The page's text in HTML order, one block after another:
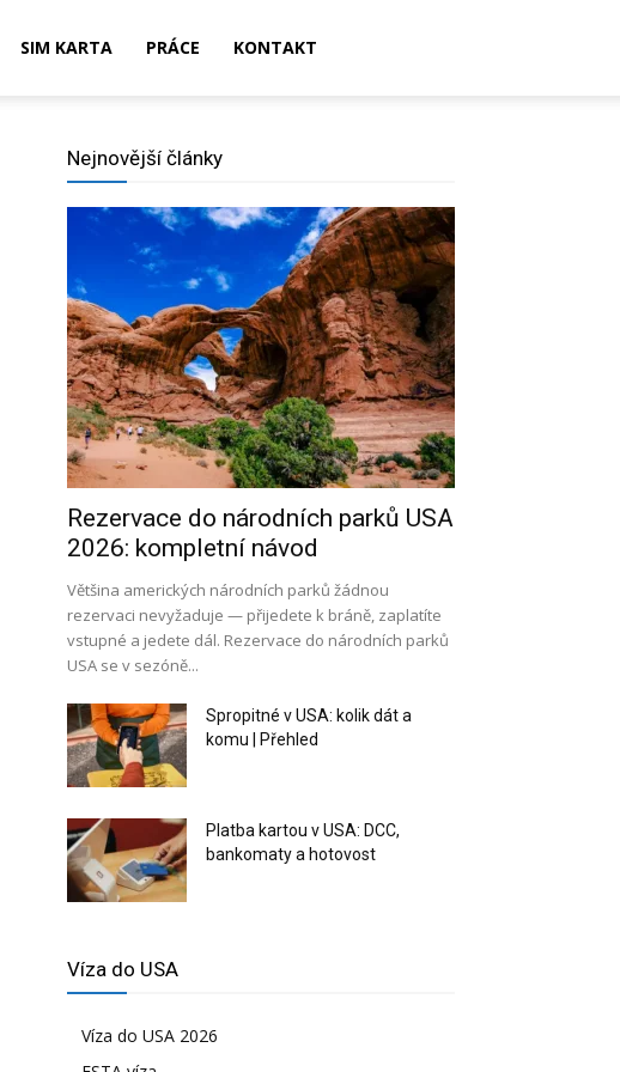
SIM KARTA PRÁCE KONTAKT
Nejnovější články
Rezervace do národních parků USA
2026: kompletní návod
Většina amerických národních parků žádnou
rezervaci nevyžaduje — přijedete k bráně, zaplatíte
vstupné a jedete dál. Rezervace do národních parků
USA se v sezóně...
Spropitné v USA: kolik dát a
komu | Přehled
Platba kartou v USA: DCC,
bankomaty a hotovost
Víza do USA
Víza do USA 2026